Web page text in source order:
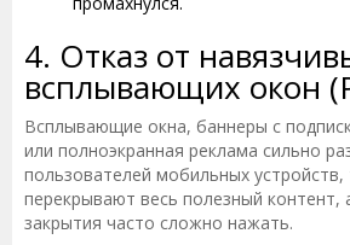
4. Отказ от
всплывающих окон
Всплывающие окна, баннеры с
или полноэкранная реклама сильно
пользователей мобильных устройств,
перекрывают весь полезный контент,
закрытия часто сложно нажать.